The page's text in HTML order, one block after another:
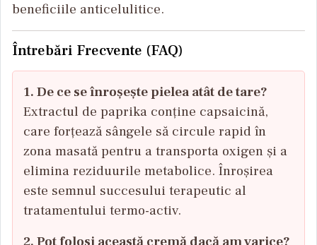
beneficiile anticelulitice.
Întrebări Frecvente (FAQ)
1. De ce se înroșește pielea atât de tare?
Extractul de paprika conține capsaicină,
care forțează sângele să circule rapid în
zona masată pentru a transporta oxigen și a
elimina reziduurile metabolice. Înroșirea
este semnul succesului terapeutic al
tratamentului termo-activ.